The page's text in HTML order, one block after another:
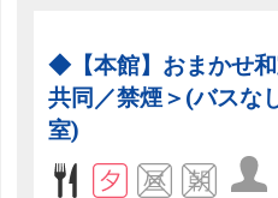
◆【本館】おまかせ
共同／禁煙＞(バスな
室)